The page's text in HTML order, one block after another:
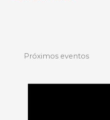
Próximos eventos